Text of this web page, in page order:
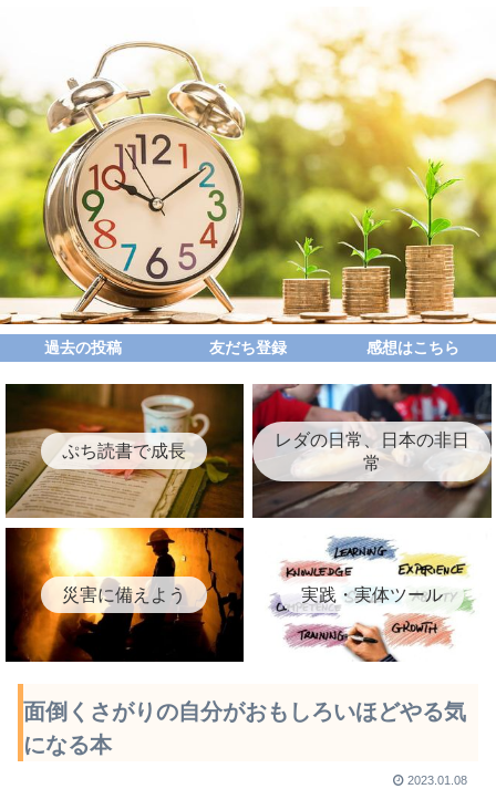
過去の投稿 友だち登録 感想はこちら
ぷち読書で成長
レダの日常、日本の非日
常
災害に備えよう 実践・実体ツール
面倒くさがりの自分がおもしろいほどやる気
になる本
2023.01.08